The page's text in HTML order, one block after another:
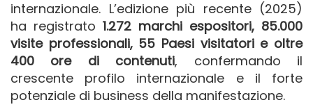
internazionale. L’edizione più recente (2025)
ha registrato 1.272 marchi espositori, 85.000
visite professionali, 55 Paesi visitatori e oltre
400 ore di contenuti, confermando il
crescente profilo internazionale e il forte
potenziale di business della manifestazione.